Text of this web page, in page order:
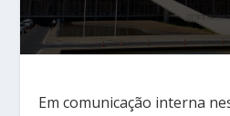
Em comunicação interna